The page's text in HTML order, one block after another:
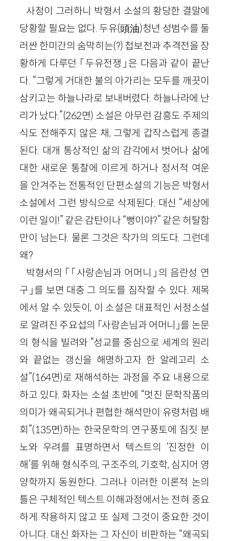
사정이 그러하니 박형서 소설의 황당한 결말에
당황할 필요는 없다. 두유(頭油)청년 성범수를 둘
러싼 한미간의 숨막히는(?) 첩보전과 추격전을 장
황하게 다루던 「두유전쟁」은 다음과 같이 끝난
다. “그렇게 거대한 불의 아가리는 모두를 깨끗이
삼키고는 하늘나라로 보내버렸다. 하늘나라에 난
리가 났다.”(262면) 소설은 아무런 감흥도 주제의
식도 전해주지 않은 채, 그렇게 갑작스럽게 종결
된다. 대개 통상적인 삶의 감각에서 벗어나 삶에
대한 새로운 통찰에 이르게 하거나 정서적 여운
을 안겨주는 전통적인 단편소설의 기능은 박형서
소설에서 그런 방식으로 삭제된다. 대신 “세상에
이런 일이!” 같은 감탄이나 “뻥이야?” 같은 허탈함
만이 남는다. 물론 그것은 작가의 의도다. 그런데
왜?
박형서의 「「사랑손님과 어머니」의 음란성 연
구」를 보면 대충 그 의도를 짐작할 수 있다. 제목
에서 알 수 있듯이, 이 소설은 대표적인 서정소설
로 알려진 주요섭의 「사랑손님과 어머니」를 논문
의 형식을 빌려와 “성교를 중심으로 세계의 원리
와 끝없는 갱신을 해명하고자 한 알레고리 소
설”(164면)로 재해석하는 과정을 주요 내용으로
하고 있다. 화자는 소설 초반에 “멋진 문학작품의
의미가 왜곡되거나 편협한 해석만이 유령처럼 배
회”(135면)하는 한국문학의 연구풍토에 짐짓 분
노와 우려를 표명하면서 텍스트의 ‘진정한 이
해’를 위해 형식주의, 구조주의, 기호학, 심지어 영
양학까지 동원한다. 그러나 이러한 이론적 논의
틀은 구체적인 텍스트 이해과정에서는 전혀 중요
하게 작용하지 않고 또 실제 그것이 중요한 것이
아니다. 대신 화자는 그 자신이 비판하는 “왜곡되